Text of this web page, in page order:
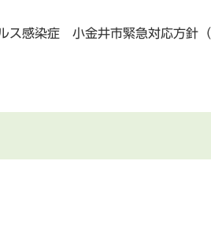
ス感染症 小金井市緊急対応方針